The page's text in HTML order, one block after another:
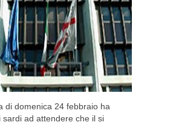
di domenica 24 febbraio ha
sardi ad attendere che il si